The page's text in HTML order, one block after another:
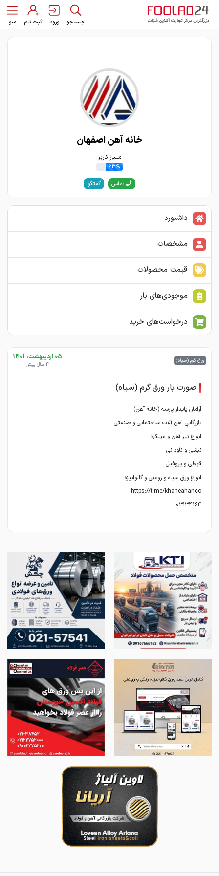
جستجو ورود ثبت نام منو
خانه آهن اصفهان
امتیاز کاربر:
63%
تماس گفتگو
داشبورد
مشخصات
قیمت محصولات
موجودی‌های بار
درخواست‌های خرید
ورق گرم (سیاه) 05 اردیبهشت، 1401
4 سال پیش
صورت بار ورق گرم (سیاه)
03134164